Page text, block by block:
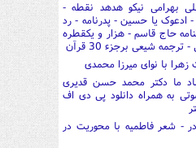
علی بهرامی نیکو هدهد نقطه -
ادعوک یا حسین - پدرنامه - رد
حاج قاسم - هزار و یکقطره
شیعی برجزء 30 قرآن
با نوای میرزا محمدی
ما دکتر محمد حسن قدیری
به همراه دانلود پی دی اف
- شعر فاطمیه با محوریت در